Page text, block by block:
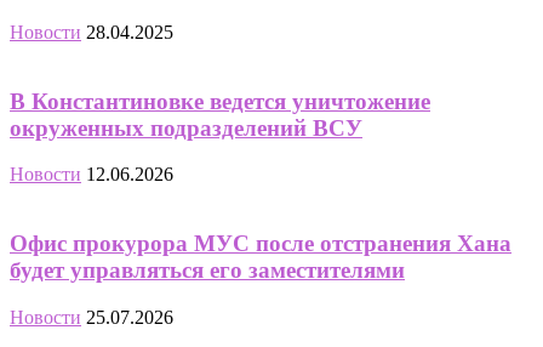
Новости 28.04.2025
В Константиновке ведется уничтожение
окруженных подразделений ВСУ
Новости 12.06.2026
Офис прокурора МУС после отстранения Хана
будет управляться его заместителями
Новости 25.07.2026